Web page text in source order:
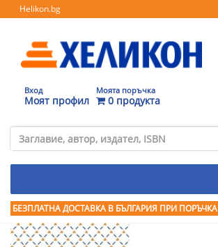
Helikon.bg
Вход
Моят профил
Моята поръчка
0 продукта
БЕЗПЛАТНА ДОСТАВКА В БЪЛГАРИЯ ПРИ ПОРЪЧКА